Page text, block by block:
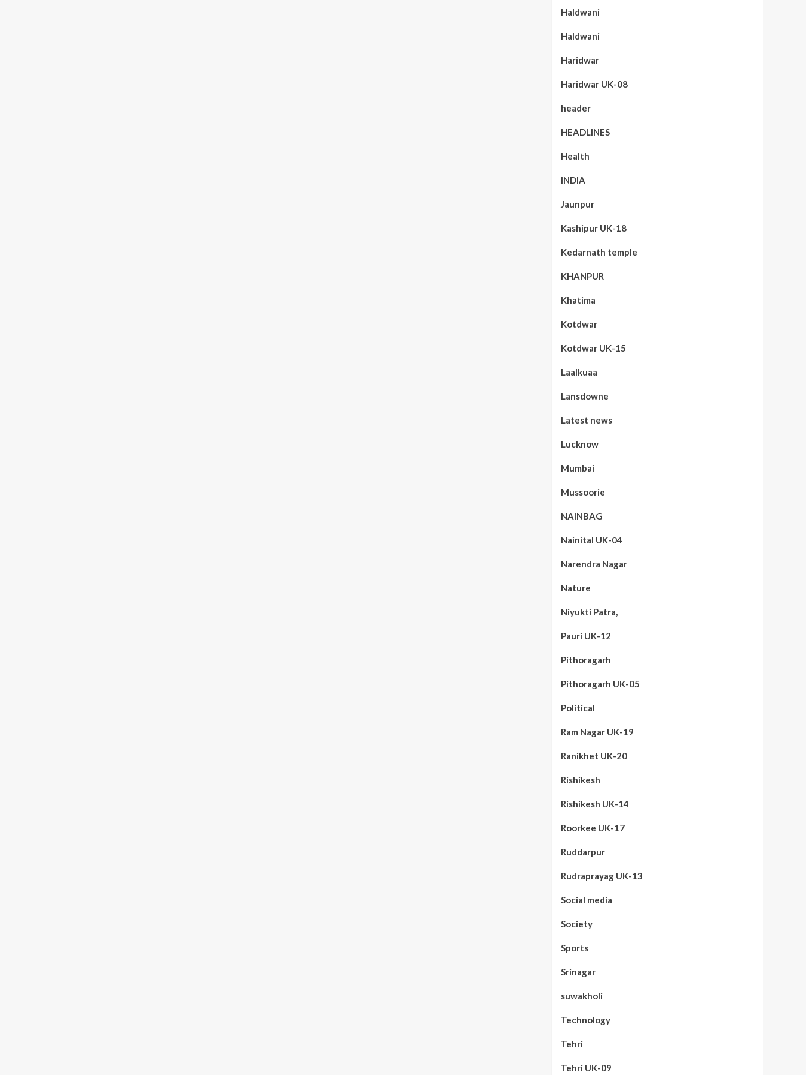
Haldwani
Haldwani
Haridwar
Haridwar UK-08
header
HEADLINES
Health
INDIA
Jaunpur
Kashipur UK-18
Kedarnath temple
KHANPUR
Khatima
Kotdwar
Kotdwar UK-15
Laalkuaa
Lansdowne
Latest news
Lucknow
Mumbai
Mussoorie
NAINBAG
Nainital UK-04
Narendra Nagar
Nature
Niyukti Patra,
Pauri UK-12
Pithoragarh
Pithoragarh UK-05
Political
Ram Nagar UK-19
Ranikhet UK-20
Rishikesh
Rishikesh UK-14
Roorkee UK-17
Ruddarpur
Rudraprayag UK-13
Social media
Society
Sports
Srinagar
suwakholi
Technology
Tehri
Tehri UK-09